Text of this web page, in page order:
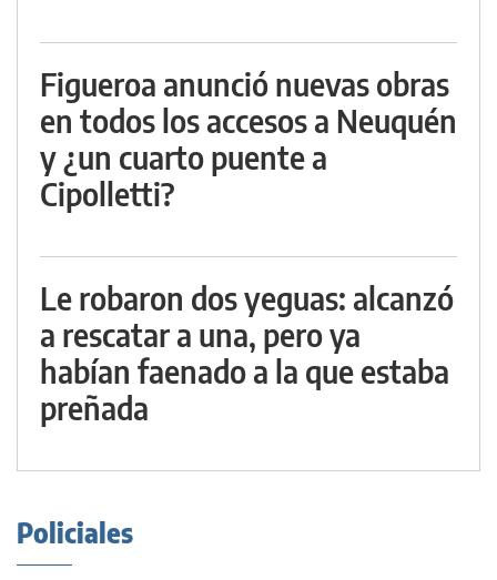
Figueroa anunció nuevas obras
en todos los accesos a Neuquén
y ¿un cuarto puente a
Cipolletti?
Le robaron dos yeguas: alcanzó
a rescatar a una, pero ya
habían faenado a la que estaba
preñada
Policiales